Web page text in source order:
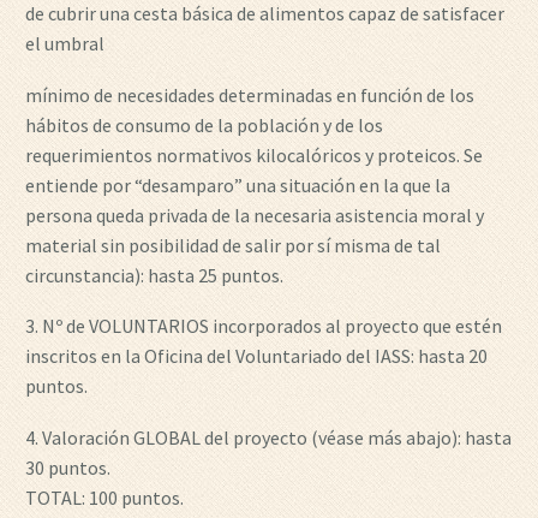
de cubrir una cesta básica de alimentos capaz de satisfacer
el umbral
mínimo de necesidades determinadas en función de los
hábitos de consumo de la población y de los
requerimientos normativos kilocalóricos y proteicos. Se
entiende por “desamparo” una situación en la que la
persona queda privada de la necesaria asistencia moral y
material sin posibilidad de salir por sí misma de tal
circunstancia): hasta 25 puntos.
3. Nº de VOLUNTARIOS incorporados al proyecto que estén
inscritos en la Oficina del Voluntariado del IASS: hasta 20
puntos.
4. Valoración GLOBAL del proyecto (véase más abajo): hasta
30 puntos.
TOTAL: 100 puntos.